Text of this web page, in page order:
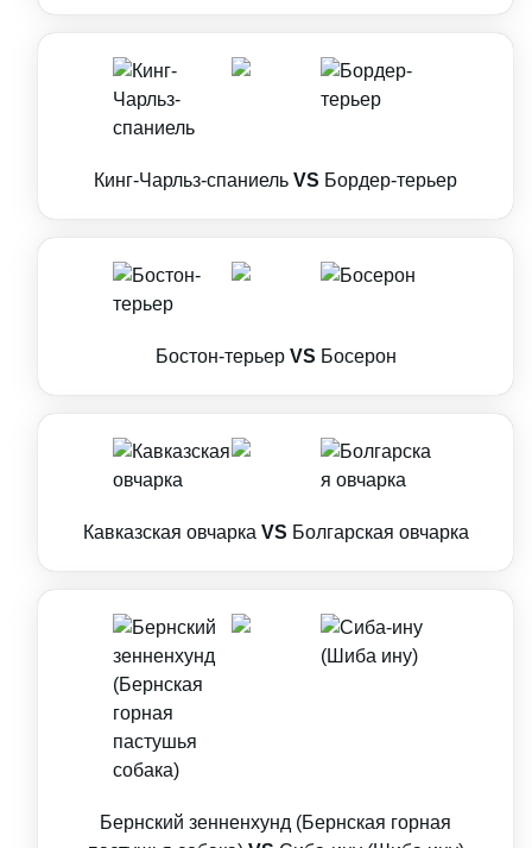
Кинг-Чарльз-спаниель VS Бордер-терьер
Бостон-терьер VS Босерон
Кавказская овчарка VS Болгарская овчарка
Бернский зенненхунд (Бернская горная